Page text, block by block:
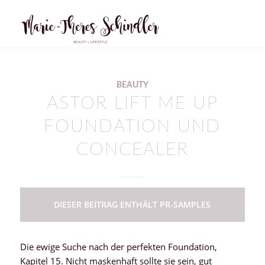
BEAUTY
ASTOR LIFT ME UP
FOUNDATION UND
CONCEALER
DIESER BEITRAG ENTHÄLT PR-SAMPLES
Die ewige Suche nach der perfekten Foundation,
Kapitel 15. Nicht maskenhaft sollte sie sein, gut